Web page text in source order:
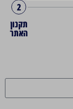
2
תקנון
האתר